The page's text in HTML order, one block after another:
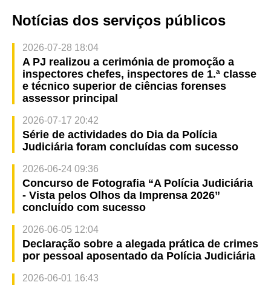
Notícias dos serviços públicos
2026-07-28 18:04
A PJ realizou a cerimónia de promoção a
inspectores chefes, inspectores de 1.ª classe
e técnico superior de ciências forenses
assessor principal
2026-07-17 20:42
Série de actividades do Dia da Polícia
Judiciária foram concluídas com sucesso
2026-06-24 09:36
Concurso de Fotografia “A Polícia Judiciária
- Vista pelos Olhos da Imprensa 2026”
concluído com sucesso
2026-06-05 12:04
Declaração sobre a alegada prática de crimes
por pessoal aposentado da Polícia Judiciária
2026-06-01 16:43